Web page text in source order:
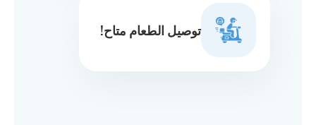
توصيل الطعام متاح!